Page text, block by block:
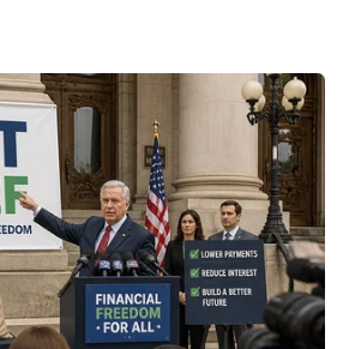
Bond Tower, là một tòa phức
kỳ vọng sẽ mang lại những
Bồ Đào Nha OODA thiết kế,
sẽ gồm hai cấu trúc được
cách duyên dáng ở phần